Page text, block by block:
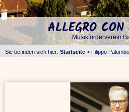
ALLEGRO
Musikförderverein
Sie befinden sich hier: Startseite > Filippo